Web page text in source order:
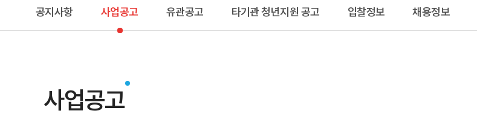
공지사항 사업공고 유관공고 타기관 청년지원 공고 입찰정보 채용정보
사업공고